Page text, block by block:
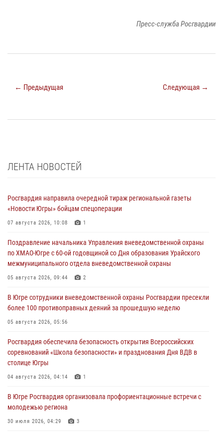
Пресс-служба Росгвардии
← Предыдущая Следующая →
ЛЕНТА НОВОСТЕЙ
Росгвардия направила очередной тираж региональной газеты
«Новости Югры» бойцам спецоперации
07 августа 2026, 10:08 1
Поздравление начальника Управления вневедомственной охраны
по ХМАО-Югре с 60-ой годовщиной со Дня образования Урайского
межмуниципального отдела вневедомственной охраны
05 августа 2026, 09:44 2
В Югре сотрудники вневедомственной охраны Росгвардии пресекли
более 100 противоправных деяний за прошедшую неделю
05 августа 2026, 05:56
Росгвардия обеспечила безопасность открытия Всероссийских
соревнований «Школа безопасности» и празднования Дня ВДВ в
столице Югры
04 августа 2026, 04:14 1
В Югре Росгвардия организовала профориентационные встречи с
молодежью региона
30 июля 2026, 04:29 3